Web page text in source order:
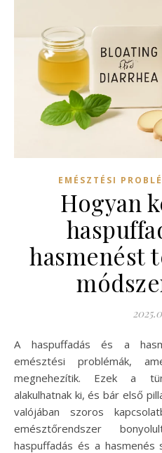
EMÉSZTÉSI
Hogyan
hasmenést
A haspuffadás és a hasmenés gyakran jelentkező
emésztési problémák,
megnehezítik. Ezek a
alakulhatnak ki, és bár első
valójában szoros
emésztőrendszer
haspuffadás és a